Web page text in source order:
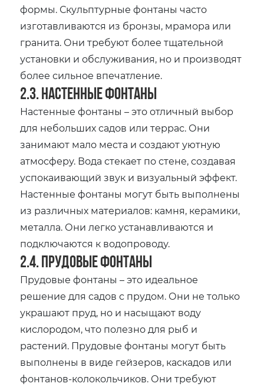
формы. Скульптурные фонтаны часто
изготавливаются из бронзы‚ мрамора или
гранита. Они требуют более тщательной
установки и обслуживания‚ но и производят
более сильное впечатление.
2.3. Настенные фонтаны
Настенные фонтаны – это отличный выбор
для небольших садов или террас. Они
занимают мало места и создают уютную
атмосферу. Вода стекает по стене‚ создавая
успокаивающий звук и визуальный эффект.
Настенные фонтаны могут быть выполнены
из различных материалов: камня‚ керамики‚
металла. Они легко устанавливаются и
подключаются к водопроводу.
2.4. Прудовые фонтаны
Прудовые фонтаны – это идеальное
решение для садов с прудом. Они не только
украшают пруд‚ но и насыщают воду
кислородом‚ что полезно для рыб и
растений. Прудовые фонтаны могут быть
выполнены в виде гейзеров‚ каскадов или
фонтанов-колокольчиков. Они требуют